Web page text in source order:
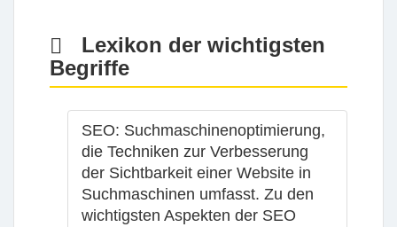
Lexikon der wichtigsten
Begriffe
SEO: Suchmaschinenoptimierung,
die Techniken zur Verbesserung
der Sichtbarkeit einer Website in
Suchmaschinen umfasst. Zu den
wichtigsten Aspekten der SEO